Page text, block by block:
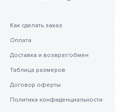
Как сделать заказ
Оплата
Доставка и возврат/обмен
Таблица размеров
Договор оферты
Политика конфиденциальности